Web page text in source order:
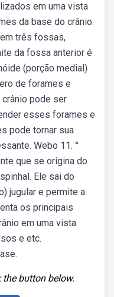
em uma vista
da base do crânio.
três fossas,
da fossa anterior é
(porção medial)
de forames e
pode ser
esses forames e
pode tornar sua
Webo 11. °
que se origina do
Ele sai do
jugular e permite a
os principais
em uma vista
e etc.
button below.